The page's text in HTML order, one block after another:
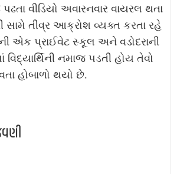
વીડિયો અવારનવાર વાયરલ થતા
સામે તીવ્ર આક્રોશ વ્યક્ત કરતા રહે
એક પ્રાઈવેટ સ્કૂલ અને વડોદરાની
વિદ્યાર્થિની નમાજ પડતી હોય તેવો
હોબાળો થયો છે.